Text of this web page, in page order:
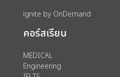
ignite by OnDemand
คอร์สเรียน
MEDICAL
Engineering